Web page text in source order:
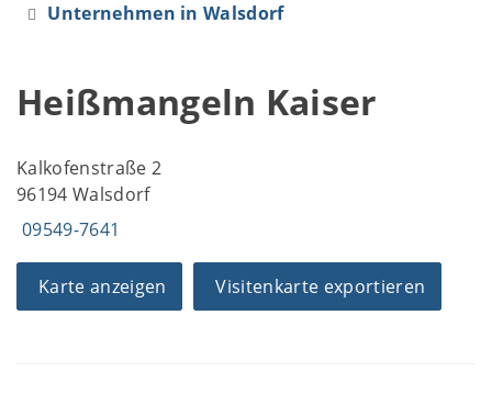
Unternehmen in Walsdorf
Heißmangeln Kaiser
Kalkofenstraße 2
96194 Walsdorf
09549-7641
Karte anzeigen Visitenkarte exportieren